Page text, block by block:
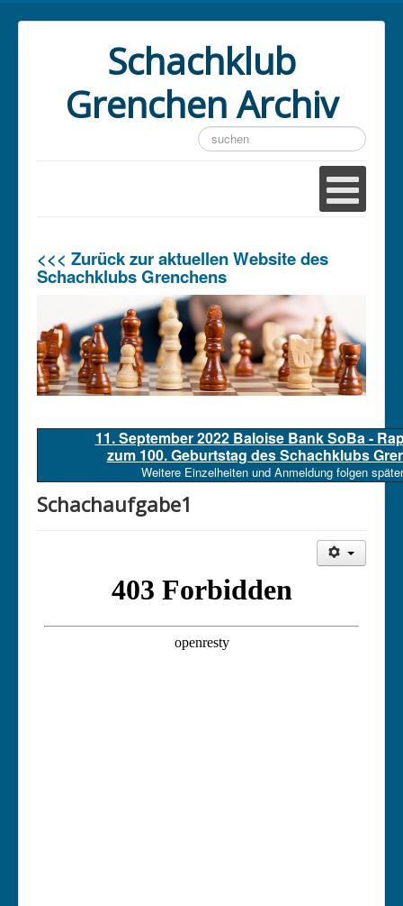
Schachklub
Grenchen Archiv
Suchen
...
<<< Zurück zur aktuellen Website des
Schachklubs Grenchens
11. September 2022 Baloise Bank SoBa -
zum 100. Geburtstag des Schachklubs
Weitere Einzelheiten und Anmeldung folgen
Schachaufgabe1